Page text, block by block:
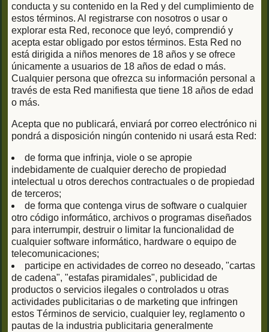
conducta y su contenido en la Red y del cumplimiento de
estos términos. Al registrarse con nosotros o usar o
explorar esta Red, reconoce que leyó, comprendió y
acepta estar obligado por estos términos. Esta Red no
está dirigida a niños menores de 18 años y se ofrece
únicamente a usuarios de 18 años de edad o más.
Cualquier persona que ofrezca su información personal a
través de esta Red manifiesta que tiene 18 años de edad
o más.
Acepta que no publicará, enviará por correo electrónico ni
pondrá a disposición ningún contenido ni usará esta Red:
de forma que infrinja, viole o se apropie
indebidamente de cualquier derecho de propiedad
intelectual u otros derechos contractuales o de propiedad
de terceros;
de forma que contenga virus de software o cualquier
otro código informático, archivos o programas diseñados
para interrumpir, destruir o limitar la funcionalidad de
cualquier software informático, hardware o equipo de
telecomunicaciones;
participe en actividades de correo no deseado, "cartas
de cadena", "estafas piramidales", publicidad de
productos o servicios ilegales o controlados u otras
actividades publicitarias o de marketing que infringen
estos Términos de servicio, cualquier ley, reglamento o
pautas de la industria publicitaria generalmente